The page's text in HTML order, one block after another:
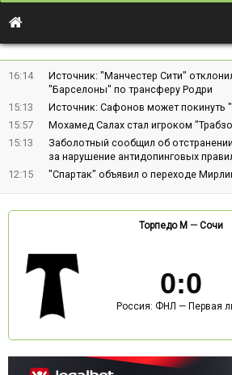
16:14
Источник: "Манчестер Сити"
"Барселоны" по трансферу Родри
15:13
Источник: Сафонов может покинуть
15:57
Мохамед Салах стал игроком
15:13
Заболотный сообщил об
за нарушение антидопинговых
12:15
"Спартак" объявил о переходе
Торпедо М — Сочи
0:0
Россия: ФНЛ — Первая